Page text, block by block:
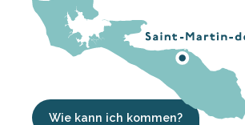
Wie kann ich kommen?